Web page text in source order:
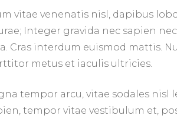
vitae venenatis nisl, dapibus
Integer gravida nec sapien
Cras interdum euismod mattis.
metus et iaculis ultricies.
tempor arcu, vitae sodales nisl
tempor vitae vestibulum et,